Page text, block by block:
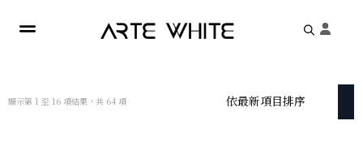
顯示第 1 至 16 項結果，共 64 項依